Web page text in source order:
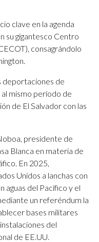
clave en la agenda
su gigantesco Centro
consagrándolo
deportaciones de
mismo período de
de El Salvador con las
presidente de
Blanca en materia de
En 2025,
Unidos a lanchas con
aguas del Pacífico y el
un referéndum la
bases militares
del
de EE.UU.